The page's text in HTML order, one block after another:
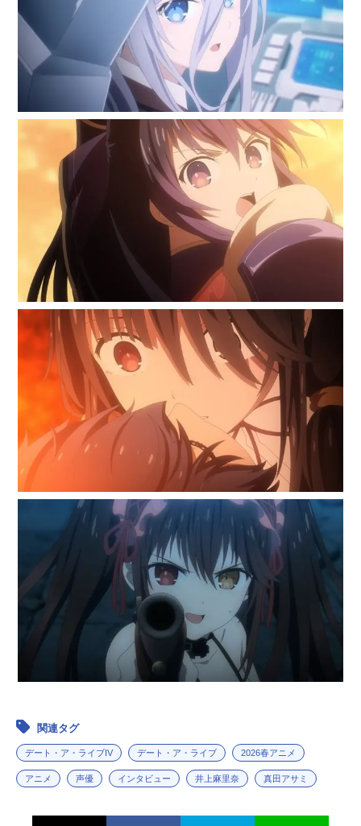
関連タグ
デート・ア・ライブIV デート・ア・ライブ 2026春アニメ
アニメ 声優 インタビュー 井上麻里奈 真田アサミ